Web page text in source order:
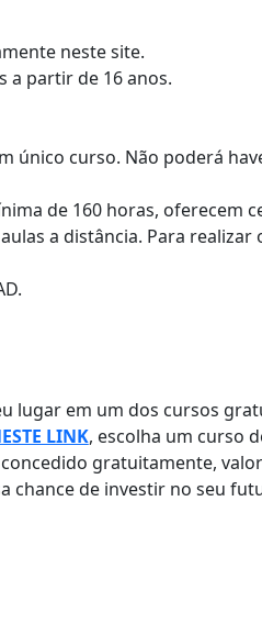
neste site.
a partir de 16 anos.
único curso. Não poderá
de 160 horas, oferecem
a distância. Para realizar
lugar em um dos cursos
LINK, escolha um curso
gratuitamente,
chance de investir no seu